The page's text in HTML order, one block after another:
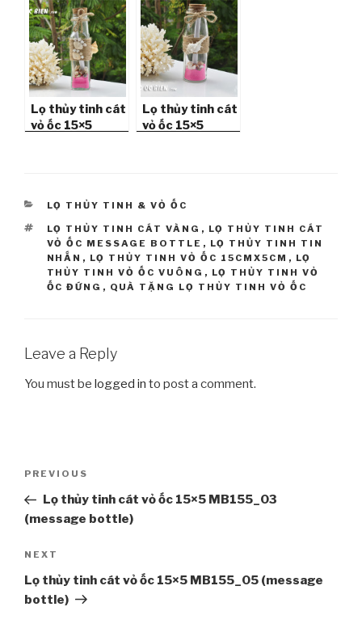
(message
bottle)
(message
bottle)
Lọ thủy tinh cát
vỏ ốc 15×5
Lọ thủy tinh cát
vỏ ốc 15×5
CATEGORIES
LỌ THỦY TINH & VỎ ỐC
TAGS
LỌ THỦY TINH CÁT VÀNG , LỌ THỦY TINH CÁT
VỎ ỐC MESSAGE BOTTLE , LỌ THỦY TINH TIN
NHẮN , LỌ THỦY TINH VỎ ỐC 15CMX5CM , LỌ
THỦY TINH VỎ ỐC VUÔNG , LỌ THỦY TINH VỎ
ỐC ĐỨNG , QUÀ TẶNG LỌ THỦY TINH VỎ ỐC
Leave a Reply
You must be logged in to post a comment.
Post
navigation
Previous
Post
PREVIOUS
Lọ thủy tinh cát vỏ ốc 15×5 MB155_03
(message bottle)
Next
Post
NEXT
Lọ thủy tinh cát vỏ ốc 15×5 MB155_05 (message
bottle)